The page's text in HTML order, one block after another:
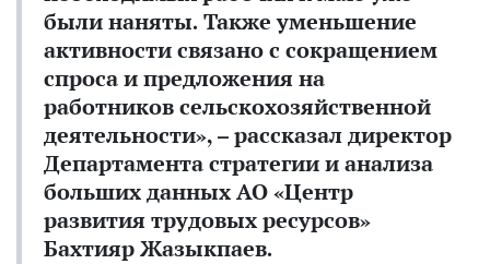
были наняты. Также уменьшение
активности связано с сокращением
спроса и предложения на
работников сельскохозяйственной
деятельности», – рассказал директор
Департамента стратегии и анализа
больших данных АО «Центр
развития трудовых ресурсов»
Бахтияр Жазыкпаев.